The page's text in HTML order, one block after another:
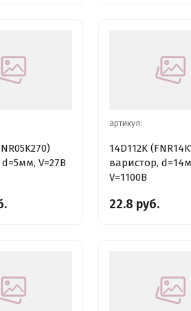
V=27В
артикул:
14D112K
варистор,
V=1100В
22.8 руб.